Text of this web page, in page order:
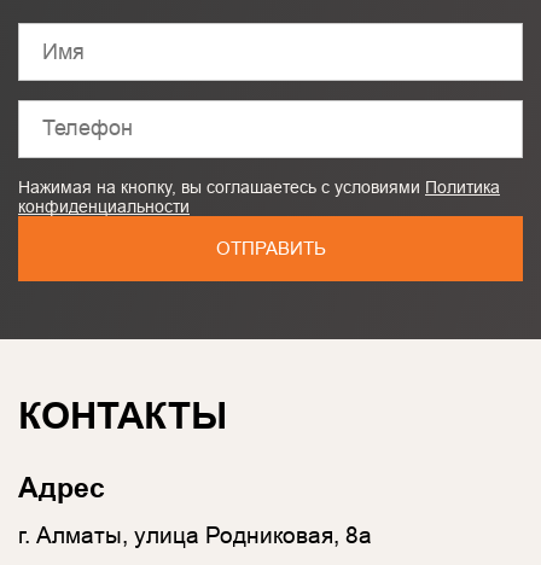
Нажимая на кнопку, вы соглашаетесь с условиями Политика
конфиденциальности
ОТПРАВИТЬ
КОНТАКТЫ
Адрес
г. Алматы, улица Родниковая, 8а